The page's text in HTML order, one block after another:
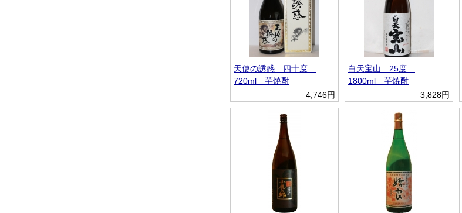
天使の誘惑 四十度
720ml 芋焼酎
4,746円
白天宝山 25度
1800ml 芋焼酎
3,828円